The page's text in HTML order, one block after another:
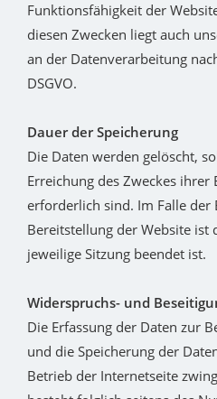
Funktionsfähigkeit der
diesen Zwecken liegt auch
an der Datenverarbeitung
DSGVO.
Dauer der Speicherung
Die Daten werden gelöscht,
Erreichung des Zweckes
erforderlich sind. Im Falle der
Bereitstellung der Website ist
jeweilige Sitzung beendet ist.
Widerspruchs- und
Die Erfassung der Daten zur
und die Speicherung der
Betrieb der Internetseite